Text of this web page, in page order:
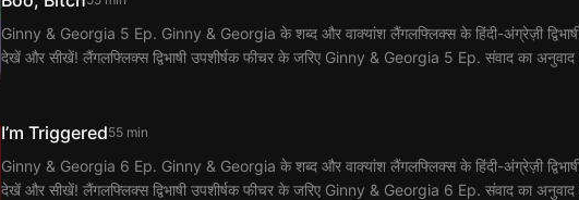
Ginny & Georgia 5 Ep. Ginny & Georgia के शब्द और वाक्यांश लैंगलफ्लिक्स के हिंदी-अंग्रेज़ी
देखें और सीखें! लैंगलफ्लिक्स द्विभाषी उपशीर्षक फीचर के जरिए Ginny & Georgia 5 Ep. संवाद का अनुवाद
I’m Triggered55 min
Ginny & Georgia 6 Ep. Ginny & Georgia के शब्द और वाक्यांश लैंगलफ्लिक्स के हिंदी-अंग्रेज़ी
देखें और सीखें! लैंगलफ्लिक्स द्विभाषी उपशीर्षक फीचर के जरिए Ginny & Georgia 6 Ep. संवाद का अनुवाद